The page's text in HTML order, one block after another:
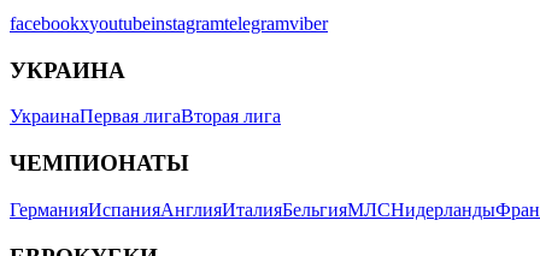
facebookxyoutubeinstagramtelegramviber
УКРАИНА
УкраинаПервая лигаВторая лига
ЧЕМПИОНАТЫ
ГерманияИспанияАнглияИталияБельгияМЛСНидерланды